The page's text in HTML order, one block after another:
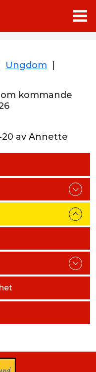
Ungdom
kommande
20 av Annette